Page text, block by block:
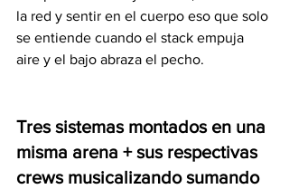
la red y sentir en el cuerpo eso que solo
se entiende cuando el stack empuja
aire y el bajo abraza el pecho.
Tres sistemas montados en una
misma arena + sus respectivas
crews musicalizando sumando